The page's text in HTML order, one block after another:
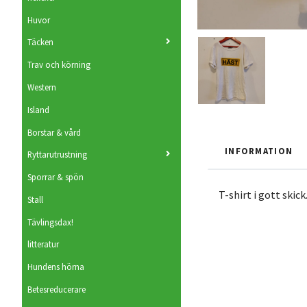
Huvor
Täcken
Trav och körning
Western
Island
Borstar & vård
Ryttarutrustning
Sporrar & spön
Stall
Tävlingsdax!
litteratur
Hundens hörna
Betesreducerare
INFORMATION
T-shirt i gott